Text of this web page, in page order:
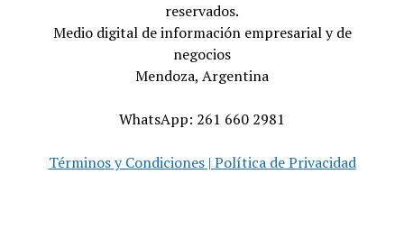
reservados.
Medio digital de información empresarial y de
negocios
Mendoza, Argentina
WhatsApp: 261 660 2981
Términos y Condiciones | Política de Privacidad